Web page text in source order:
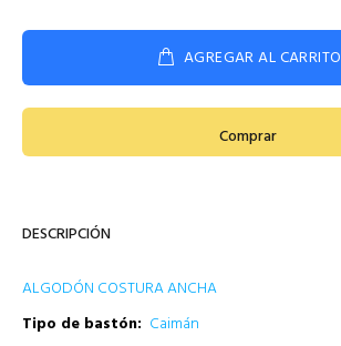
AGREGAR AL CARRITO
Comprar
DESCRIPCIÓN
ALGODÓN COSTURA ANCHA
Tipo de bastón: Caimán